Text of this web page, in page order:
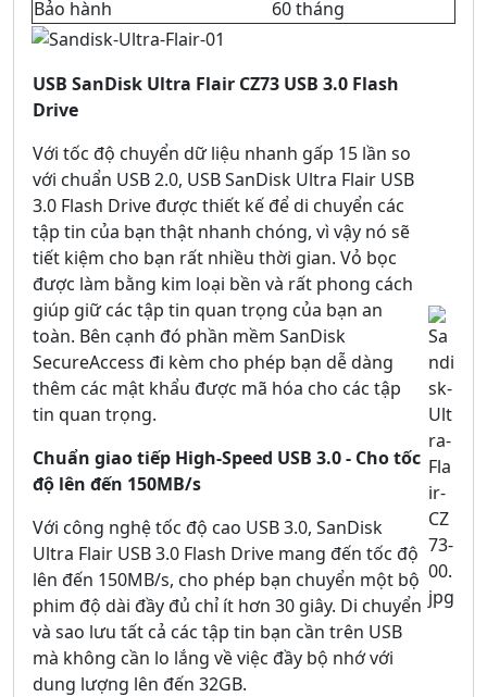
Bảo hành 60 tháng
USB SanDisk Ultra Flair CZ73 USB 3.0 Flash
Drive
Với tốc độ chuyển dữ liệu nhanh gấp 15 lần so
với chuẩn USB 2.0, USB SanDisk Ultra Flair USB
3.0 Flash Drive được thiết kế để di chuyển các
tập tin của bạn thật nhanh chóng, vì vậy nó sẽ
tiết kiệm cho bạn rất nhiều thời gian. Vỏ bọc
được làm bằng kim loại bền và rất phong cách
giúp giữ các tập tin quan trọng của bạn an
toàn. Bên cạnh đó phần mềm SanDisk
SecureAccess đi kèm cho phép bạn dễ dàng
thêm các mật khẩu được mã hóa cho các tập
tin quan trọng.
Chuẩn giao tiếp High-Speed USB 3.0 - Cho tốc
độ lên đến 150MB/s
Với công nghệ tốc độ cao USB 3.0, SanDisk
Ultra Flair USB 3.0 Flash Drive mang đến tốc độ
lên đến 150MB/s, cho phép bạn chuyển một bộ
phim độ dài đầy đủ chỉ ít hơn 30 giây. Di chuyển
và sao lưu tất cả các tập tin bạn cần trên USB
mà không cần lo lắng về việc đầy bộ nhớ với
dung lượng lên đến 32GB.